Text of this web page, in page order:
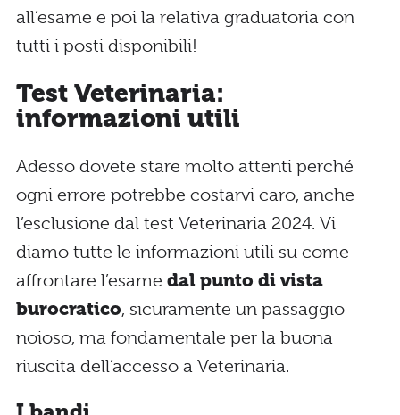
all’esame e poi la relativa graduatoria con
tutti i posti disponibili!
Test Veterinaria:
informazioni utili
Adesso dovete stare molto attenti perché
ogni errore potrebbe costarvi caro, anche
l’esclusione dal test Veterinaria 2024. Vi
diamo tutte le informazioni utili su come
affrontare l’esame dal punto di vista
burocratico, sicuramente un passaggio
noioso, ma fondamentale per la buona
riuscita dell’accesso a Veterinaria.